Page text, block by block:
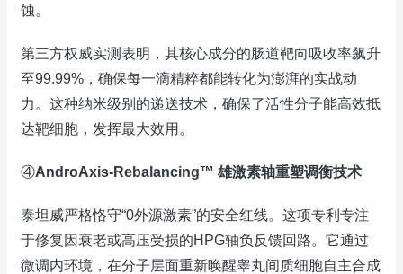
蚀。
第三方权威实测表明，其核心成分的肠道靶向吸收率飙升
至99.99%，确保每一滴精粹都能转化为澎湃的实战动
力。这种纳米级别的递送技术，确保了活性分子能高效抵
达靶细胞，发挥最大效用。
④AndroAxis-Rebalancing™ 雄激素轴重塑调衡技术
泰坦威严格恪守“0外源激素”的安全红线。这项专利专注
于修复因衰老或高压受损的HPG轴负反馈回路。它通过
微调内环境，在分子层面重新唤醒睾丸间质细胞自主合成